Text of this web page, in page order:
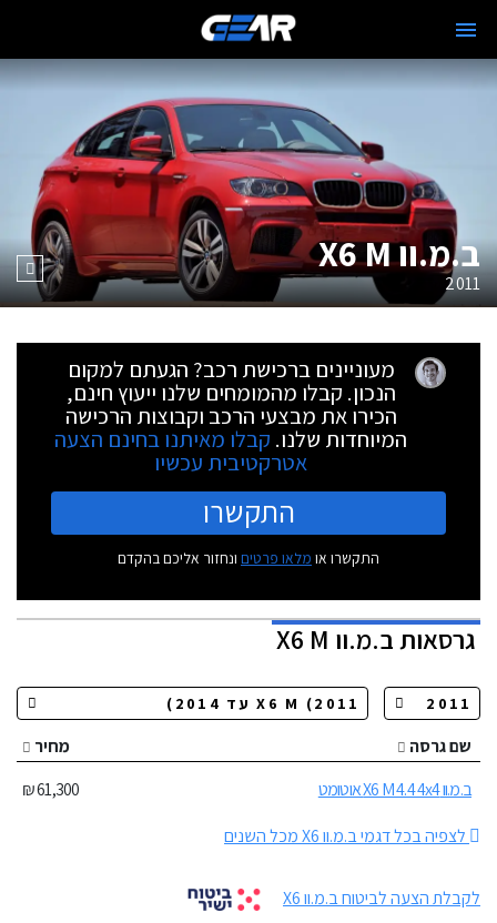
ב.מ.וו X6 M
2011
מעוניינים ברכישת רכב? הגעתם למקום
הנכון. קבלו מהמומחים שלנו ייעוץ חינם,
הכירו את מבצעי הרכב וקבוצות הרכישה
המיוחדות שלנו. קבלו מאיתנו בחינם הצעה
אטרקטיבית עכשיו
התקשרו
התקשרו או מלאו פרטים ונחזור אליכם בהקדם
גרסאותב.מ.וו X6 M
שם גרסה
מחיר
ב.מ.וו X6 M 4.4 4x4 אוטומט
61,300 ₪
לצפיה בכל דגמי ב.מ.וו X6 מכל השנים
לקבלת הצעה לביטוח ב.מ.וו X6